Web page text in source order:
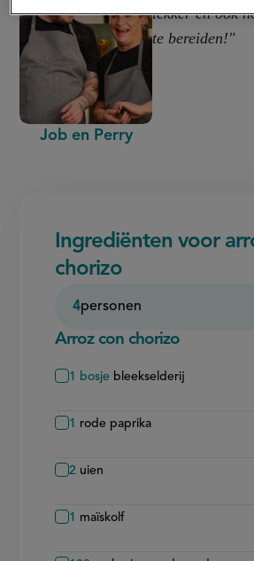
Job en Perry
lekker en ook
te bereiden!"
Ingrediënten voor
chorizo
4personen
Arroz con chorizo
1 bosje bleekselderij
1 rode paprika
2 uien
1 maïskolf